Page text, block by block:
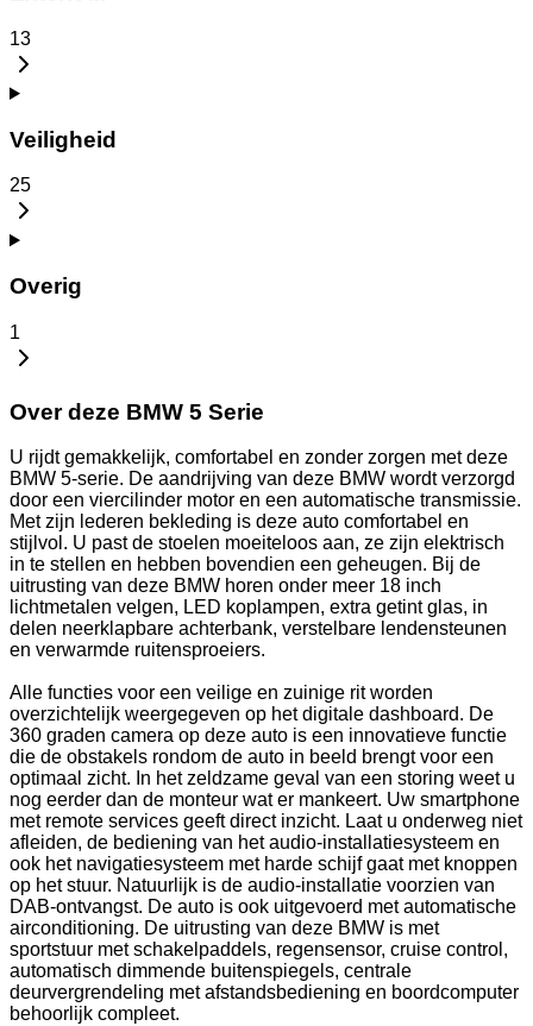
13
Veiligheid
25
Overig
1
Over deze BMW 5 Serie
U rijdt gemakkelijk, comfortabel en zonder zorgen met deze
BMW 5-serie. De aandrijving van deze BMW wordt verzorgd
door een viercilinder motor en een automatische transmissie.
Met zijn lederen bekleding is deze auto comfortabel en
stijlvol. U past de stoelen moeiteloos aan, ze zijn elektrisch
in te stellen en hebben bovendien een geheugen. Bij de
uitrusting van deze BMW horen onder meer 18 inch
lichtmetalen velgen, LED koplampen, extra getint glas, in
delen neerklapbare achterbank, verstelbare lendensteunen
en verwarmde ruitensproeiers.
Alle functies voor een veilige en zuinige rit worden
overzichtelijk weergegeven op het digitale dashboard. De
360 graden camera op deze auto is een innovatieve functie
die de obstakels rondom de auto in beeld brengt voor een
optimaal zicht. In het zeldzame geval van een storing weet u
nog eerder dan de monteur wat er mankeert. Uw smartphone
met remote services geeft direct inzicht. Laat u onderweg niet
afleiden, de bediening van het audio-installatiesysteem en
ook het navigatiesysteem met harde schijf gaat met knoppen
op het stuur. Natuurlijk is de audio-installatie voorzien van
DAB-ontvangst. De auto is ook uitgevoerd met automatische
airconditioning. De uitrusting van deze BMW is met
sportstuur met schakelpaddels, regensensor, cruise control,
automatisch dimmende buitenspiegels, centrale
deurvergrendeling met afstandsbediening en boordcomputer
behoorlijk compleet.